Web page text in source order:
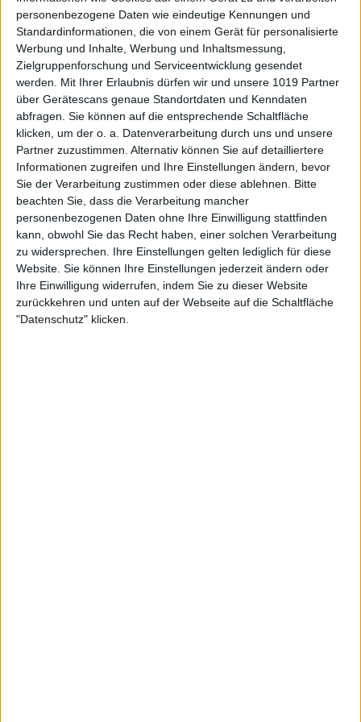
personenbezogene Daten wie eindeutige Kennungen und
Standardinformationen, die von einem Gerät für personalisierte
Werbung und Inhalte, Werbung und Inhaltsmessung,
Zielgruppenforschung und Serviceentwicklung gesendet
werden.
Mit Ihrer Erlaubnis dürfen wir und unsere 1019 Partner
über Gerätescans genaue Standortdaten und Kenndaten
abfragen. Sie können auf die entsprechende Schaltfläche
klicken, um der o. a. Datenverarbeitung durch uns und unsere
Partner zuzustimmen. Alternativ können Sie auf detailliertere
Informationen zugreifen und Ihre Einstellungen ändern, bevor
Sie der Verarbeitung zustimmen oder diese ablehnen.
Bitte
beachten Sie, dass die Verarbeitung mancher
personenbezogenen Daten ohne Ihre Einwilligung stattfinden
kann, obwohl Sie das Recht haben, einer solchen Verarbeitung
zu widersprechen. Ihre Einstellungen gelten lediglich für diese
Website. Sie können Ihre Einstellungen jederzeit ändern oder
Ihre Einwilligung widerrufen, indem Sie zu dieser Website
zurückkehren und unten auf der Webseite auf die Schaltfläche
"Datenschutz" klicken.